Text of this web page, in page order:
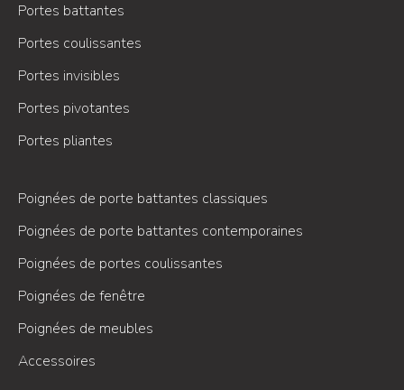
Portes battantes
Portes coulissantes
Portes invisibles
Portes pivotantes
Portes pliantes
Poignées de porte battantes classiques
Poignées de porte battantes contemporaines
Poignées de portes coulissantes
Poignées de fenêtre
Poignées de meubles
Accessoires